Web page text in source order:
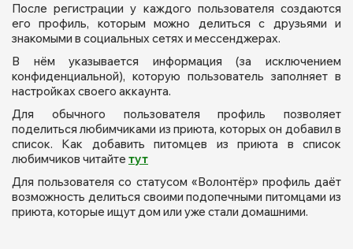
После регистрации у каждого пользователя создаются
его профиль, которым можно делиться с друзьями и
знакомыми в социальных сетях и мессенджерах.
В нём указывается информация (за исключением
конфиденциальной), которую пользователь заполняет в
настройках своего аккаунта.
Для обычного пользователя профиль позволяет
поделиться любимчиками из приюта, которых он добавил в
список. Как добавить питомцев из приюта в список
любимчиков читайте тут
Для пользователя со статусом «Волонтёр» профиль даёт
возможность делиться своими подопечными питомцами из
приюта, которые ищут дом или уже стали домашними.